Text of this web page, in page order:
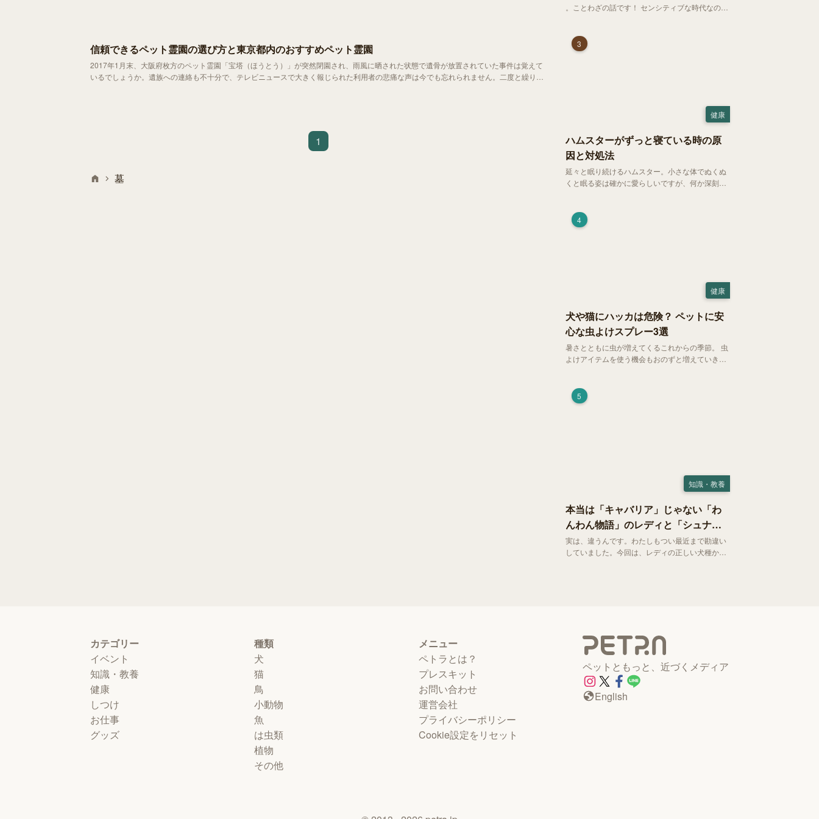
信頼できるペット霊園の選び方と東京都内のおすすめペット霊園
2017年1月末、大阪府枚方のペット霊園「宝塔（ほうとう）」が突然閉園され、雨風に晒された状態で遺骨が放置されていた事件は覚えて
いるでしょうか。遺族への連絡も不十分で、テレビニュースで大きく報じられた利用者の悲痛な声は今でも忘れられません。二度と繰り返
1
墓
。ことわざの話です！ センシティブな時代なので
ざを聞いたことはありますか？
3
健康
ハムスターがずっと寝ている時の原
因と対処法
延々と眠り続けるハムスター。小さな体でぬくぬ
くと眠る姿は確かに愛らしいですが、何か深刻な
常範囲やぐったりしている場合の見分け方、安心
できる環境づくり についてご紹介します。
4
健康
犬や猫にハッカは危険？ ペットに安
心な虫よけスプレー3選
暑さとともに虫が増えてくるこれからの季節。 虫
よけアイテムを使う機会もおのずと増えていきま
健康には悪影響 だということはご存知ですか？
5
知識・教養
本当は「キャバリア」じゃない「わ
んわん物語」のレディと「シュナ」
じゃないトランプ
実は、違うんです。わたしもつい最近まで勘違い
していました。今回は、レディの正しい犬種から
カテゴリー
イベント
知識・教養
健康
しつけ
お仕事
グッズ
種類
犬
猫
鳥
小動物
魚
は虫類
植物
その他
メニュー
ペトラとは？
プレスキット
お問い合わせ
運営会社
プライバシーポリシー
Cookie設定をリセット
ペットともっと、近づくメディア
English